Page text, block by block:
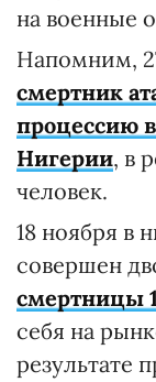
на военные
Напомним,
смертник
процессию
Нигерии, в
человек.
18 ноября в
совершен
смертницы
себя на
результате